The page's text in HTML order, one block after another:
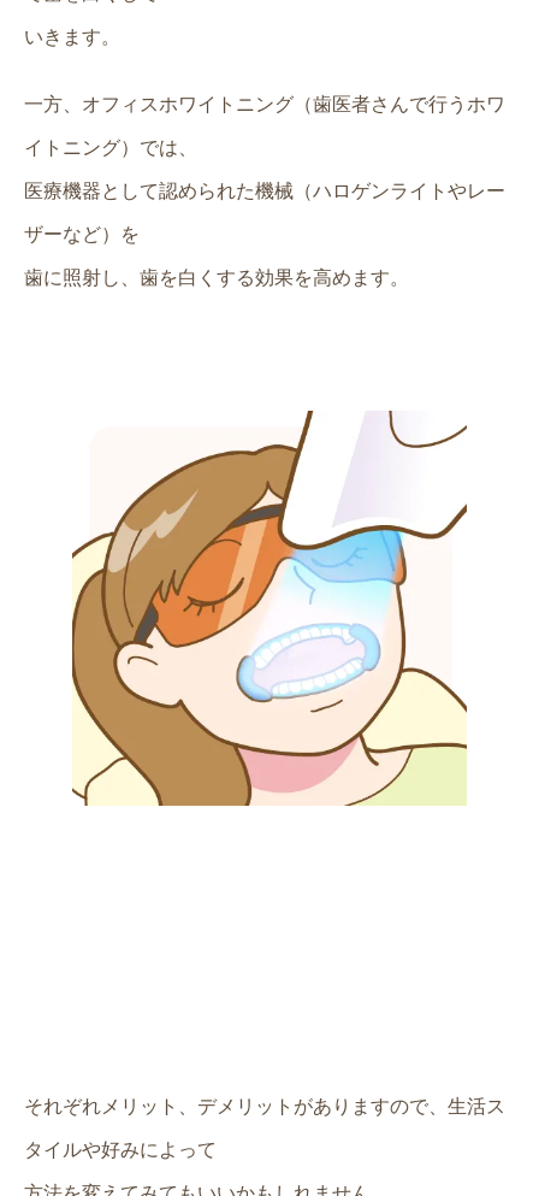
いきます。
一方、オフィスホワイトニング（歯医者さんで行うホワ
イトニング）では、
医療機器として認められた機械（ハロゲンライトやレー
ザーなど）を
歯に照射し、歯を白くする効果を高めます。
それぞれメリット、デメリットがありますので、生活ス
タイルや好みによって